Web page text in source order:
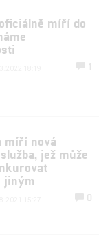
míří do
1
míří nová
jež může
jiným
0